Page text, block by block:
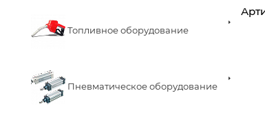
Топливное оборудование
Пневматическое оборудование